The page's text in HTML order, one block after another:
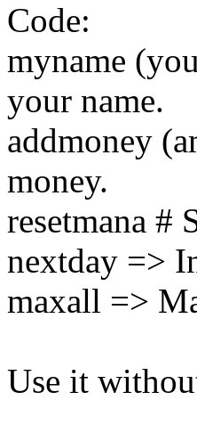
Code:
myname
your name.
addmoney
money.
resetmana #
nextday =>
maxall =>
Use it